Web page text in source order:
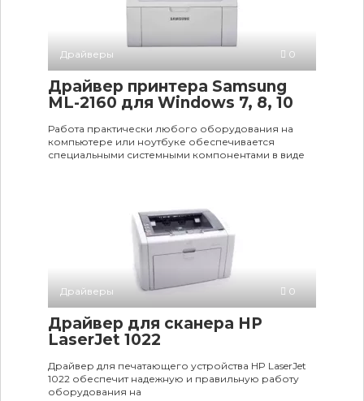
Драйверы 0
Драйвер принтера Samsung
ML-2160 для Windows 7, 8, 10
Работа практически любого оборудования на
компьютере или ноутбуке обеспечивается
специальными системными компонентами в виде
Драйверы 0
Драйвер для сканера HP
LaserJet 1022
Драйвер для печатающего устройства HP LaserJet
1022 обеспечит надежную и правильную работу
оборудования на